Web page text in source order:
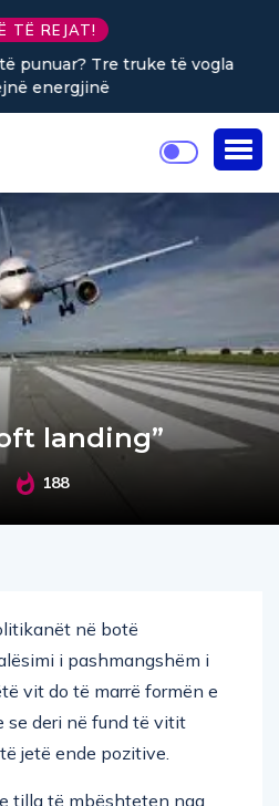
TË REJAT!
punuar? Tre truke të vogla
energjinë
landing”
188
në botë
i pashmangshëm i
vit do të marrë formën e
se deri në fund të vitit
jetë ende pozitive.
tilla të mbështeten nga